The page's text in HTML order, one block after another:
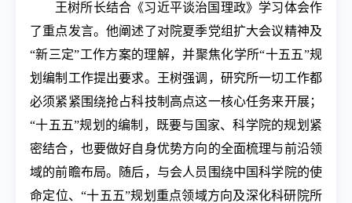
王树所长结合《习近平谈治国理政》学习体会作
了重点发言。他阐述了对院夏季党组扩大会议精神及
“新三定”工作方案的理解，并聚焦化学所“十五五”规
划编制工作提出要求。王树强调，研究所一切工作都
必须紧紧围绕抢占科技制高点这一核心任务来开展；
“十五五”规划的编制，既要与国家、科学院的规划紧
密结合，也要做好自身优势方向的全面梳理与前沿领
域的前瞻布局。随后，与会人员围绕中国科学院的使
命定位、“十五五”规划重点领域方向及深化科研院所